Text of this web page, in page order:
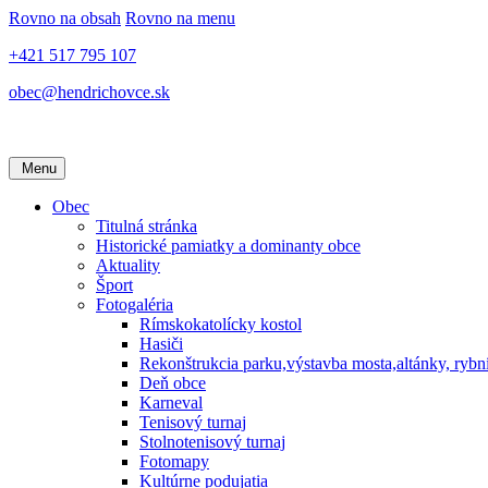
Rovno na obsah Rovno na menu
+421 517 795 107
obec@hendrichovce.sk
Menu
Obec
Titulná stránka
Historické pamiatky a dominanty obce
Aktuality
Šport
Fotogaléria
Rímskokatolícky kostol
Hasiči
Rekonštrukcia parku,výstavba mosta,altánky,
Deň obce
Karneval
Tenisový turnaj
Stolnotenisový turnaj
Fotomapy
Kultúrne podujatia